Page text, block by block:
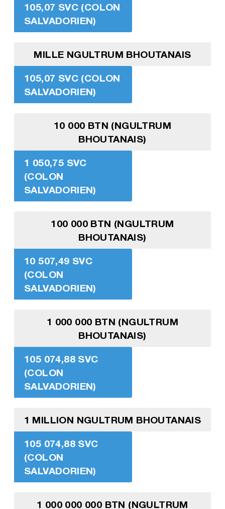
105,07 SVC (COLON
SALVADORIEN)
MILLE NGULTRUM BHOUTANAIS
105,07 SVC (COLON
SALVADORIEN)
10 000 BTN (NGULTRUM
BHOUTANAIS)
1 050,75 SVC
(COLON
SALVADORIEN)
100 000 BTN (NGULTRUM
BHOUTANAIS)
10 507,49 SVC
(COLON
SALVADORIEN)
1 000 000 BTN (NGULTRUM
BHOUTANAIS)
105 074,88 SVC
(COLON
SALVADORIEN)
1 MILLION NGULTRUM BHOUTANAIS
105 074,88 SVC
(COLON
SALVADORIEN)
1 000 000 000 BTN (NGULTRUM